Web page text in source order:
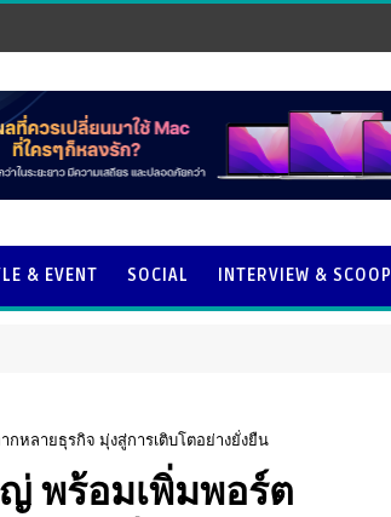
& EVENT SOCIAL INTERVIEW & SCOOP
หลายธุรกิจ มุ่งสู่การเติบโตอย่างยั่งยืน
พร้อมเพิ่มพอร์ต